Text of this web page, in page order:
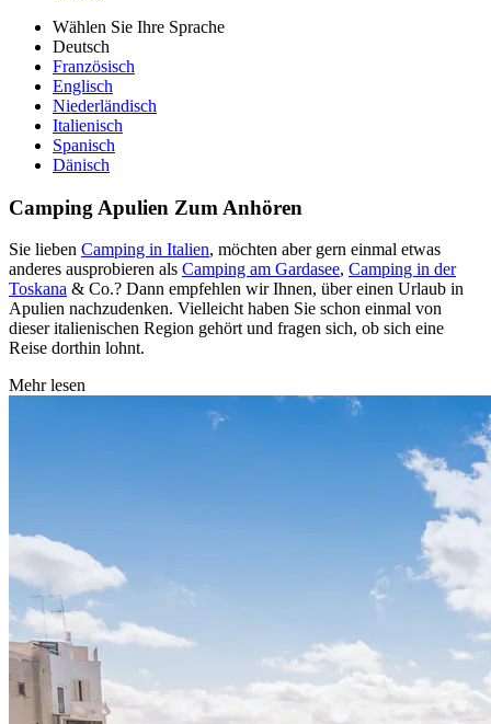
Wählen Sie Ihre Sprache
Deutsch
Französisch
Englisch
Niederländisch
Italienisch
Spanisch
Dänisch
Camping Apulien Zum Anhören
Sie lieben Camping in Italien, möchten aber gern einmal etwas
anderes ausprobieren als Camping am Gardasee, Camping in der
Toskana & Co.? Dann empfehlen wir Ihnen, über einen Urlaub in
Apulien nachzudenken. Vielleicht haben Sie schon einmal von
dieser italienischen Region gehört und fragen sich, ob sich eine
Reise dorthin lohnt.
Mehr lesen